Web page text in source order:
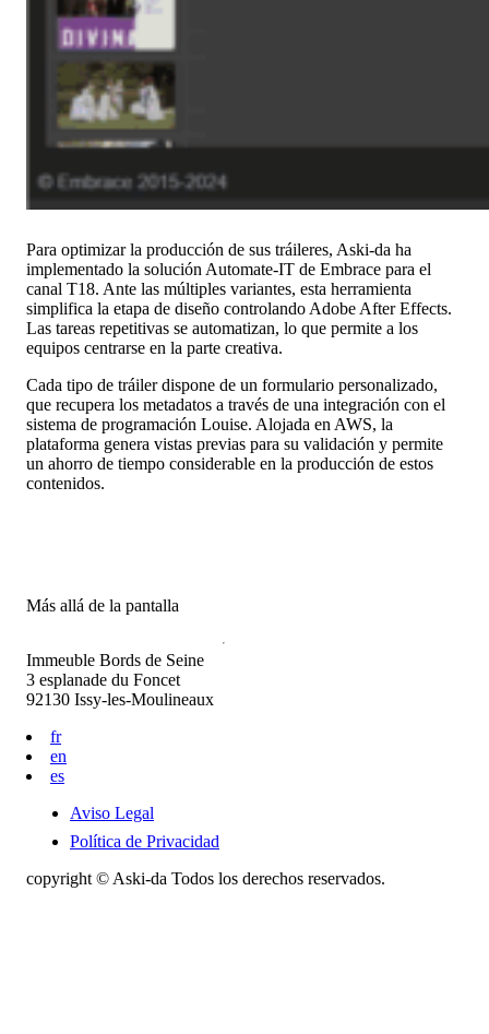
Para optimizar la producción de sus tráileres, Aski-da ha
implementado la solución Automate-IT de Embrace para el
canal T18. Ante las múltiples variantes, esta herramienta
simplifica la etapa de diseño controlando Adobe After Effects.
Las tareas repetitivas se automatizan, lo que permite a los
equipos centrarse en la parte creativa.
Cada tipo de tráiler dispone de un formulario personalizado,
que recupera los metadatos a través de una integración con el
sistema de programación Louise. Alojada en AWS, la
plataforma genera vistas previas para su validación y permite
un ahorro de tiempo considerable en la producción de estos
contenidos.
Más allá de la pantalla
Immeuble Bords de Seine
3 esplanade du Foncet
92130 Issy-les-Moulineaux
fr
en
es
Aviso Legal
Política de Privacidad
copyright © Aski-da Todos los derechos reservados.